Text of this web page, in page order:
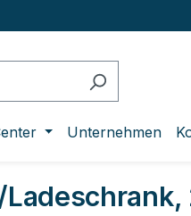
Unternehmen